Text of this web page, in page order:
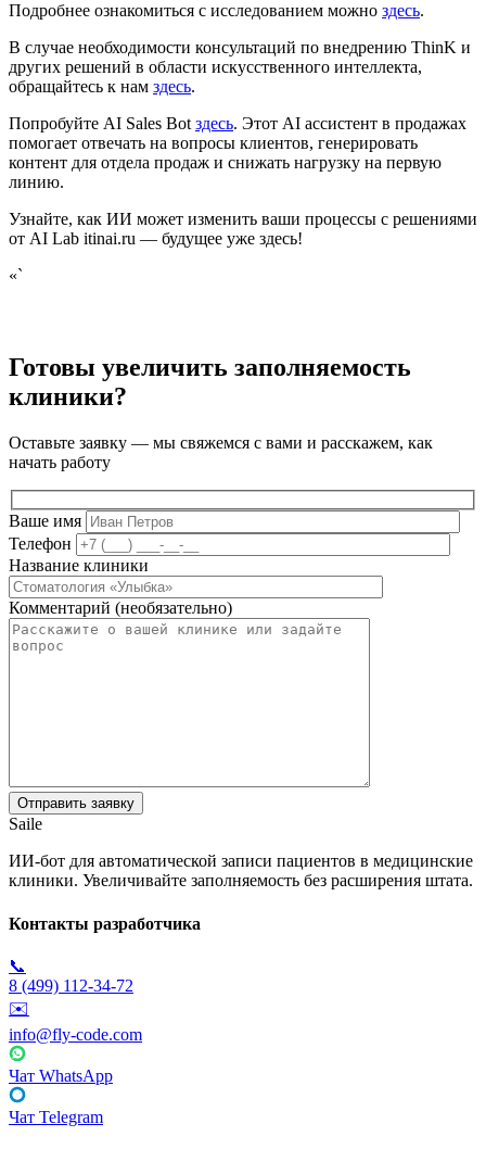
Подробнее ознакомиться с исследованием можно здесь.
В случае необходимости консультаций по внедрению ThinK и
других решений в области искусственного интеллекта,
обращайтесь к нам здесь.
Попробуйте AI Sales Bot здесь. Этот AI ассистент в продажах
помогает отвечать на вопросы клиентов, генерировать
контент для отдела продаж и снижать нагрузку на первую
линию.
Узнайте, как ИИ может изменить ваши процессы с решениями
от AI Lab itinai.ru — будущее уже здесь!
«`
Готовы увеличить заполняемость
клиники?
Оставьте заявку — мы свяжемся с вами и расскажем, как
начать работу
Ваше имя
Телефон
Название клиники
Комментарий (необязательно)
Saile
ИИ-бот для автоматической записи пациентов в медицинские
клиники. Увеличивайте заполняемость без расширения штата.
Контакты разработчика
📞
8 (499) 112-34-72
✉️
info@fly-code.com
Чат WhatsApp
Чат Telegram